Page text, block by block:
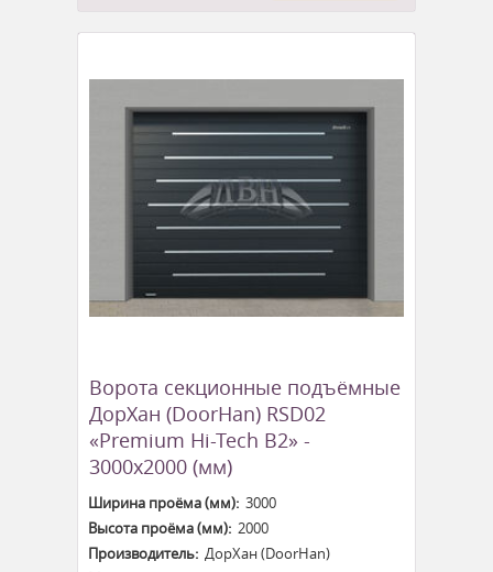
Ворота секционные подъёмные
ДорХан (DoorHan) RSD02
«Premium Hi-Tech B2» -
3000x2000 (мм)
Ширина проёма (мм):3000
Высота проёма (мм):2000
Производитель:ДорХан (DoorHan)